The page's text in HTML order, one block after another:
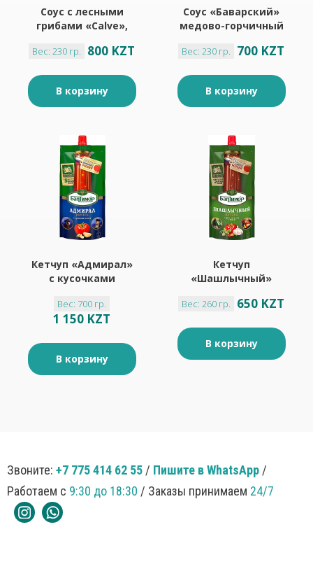
Соус с лесными
грибами «Calve»,
Вес: 230 гр. 800 KZT
В корзину
Соус «Баварский»
медово-горчичный
Вес: 230 гр. 700 KZT
В корзину
Кетчуп «Адмирал»
с кусочками
«Балтимор», 700 г
Вес: 700 гр.
1 150 KZT
В корзину
Кетчуп
«Шашлычный»
Вес: 260 гр. 650 KZT
В корзину
Звоните: +7 775 414 62 55 / Пишите в WhatsApp /
Работаем с 9:30 до 18:30 / Заказы принимаем 24/7